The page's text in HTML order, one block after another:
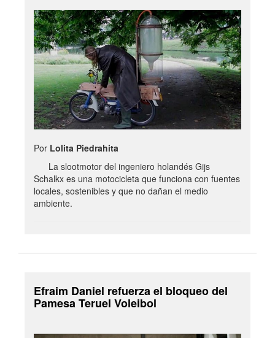
Por Lolita Piedrahita
La slootmotor del ingeniero holandés Gijs
Schalkx es una motocicleta que funciona con fuentes
locales, sostenibles y que no dañan el medio
ambiente.
Efraim Daniel refuerza el bloqueo del
Pamesa Teruel Voleibol